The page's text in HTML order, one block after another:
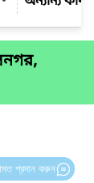
প্রদান করুন